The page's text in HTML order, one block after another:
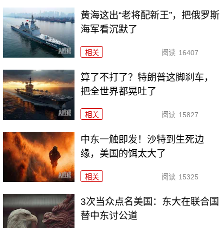
黄海这出“老将配新王”，把俄罗斯
海军看沉默了
相关 阅读 16407
算了不打了？特朗普这脚刹车，
把全世界都晃吐了
相关 阅读 15827
中东一触即发！沙特到生死边
缘，美国的饵太大了
相关 阅读 15325
3次当众点名美国：东大在联合国
替中东讨公道